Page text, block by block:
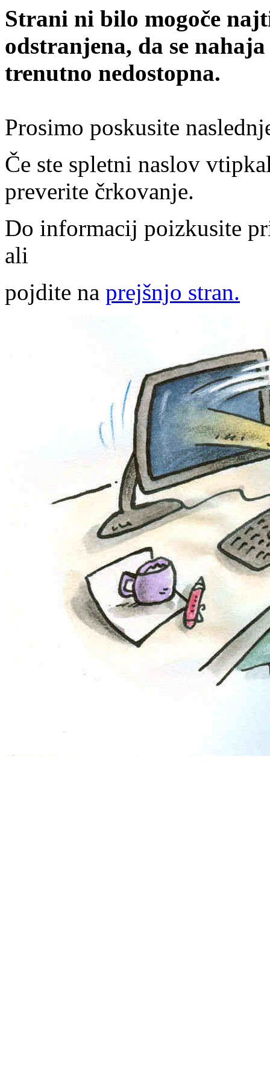
Strani ni bilo mogoče
odstranjena, da se
trenutno nedostopna.
Prosimo poskusite
Če ste spletni naslov
preverite črkovanje.
Do informacij poizkusite
ali
pojdite na prejšnjo stran.